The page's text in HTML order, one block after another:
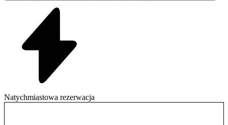
Natychmiastowa rezerwacja